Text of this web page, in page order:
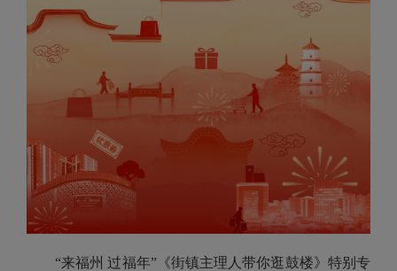
“来福州 过福年”《街镇主理人带你逛鼓楼》特别专